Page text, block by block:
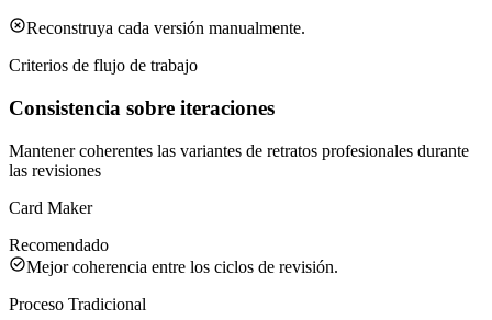
Reconstruya cada versión manualmente.
Criterios de flujo de trabajo
Consistencia sobre iteraciones
Mantener coherentes las variantes de retratos profesionales durante
las revisiones
Card Maker
Recomendado
Mejor coherencia entre los ciclos de revisión.
Proceso Tradicional